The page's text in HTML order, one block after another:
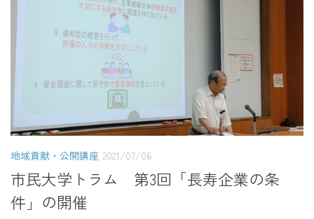
地域貢献・公開講座 2021/07/06
市民大学トラム 第3回「長寿企業の条
件」の開催